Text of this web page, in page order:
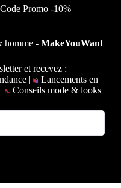
Promo -10%
homme -MakeYouWant
et recevez :
|
Lancements en
Conseils mode & looks